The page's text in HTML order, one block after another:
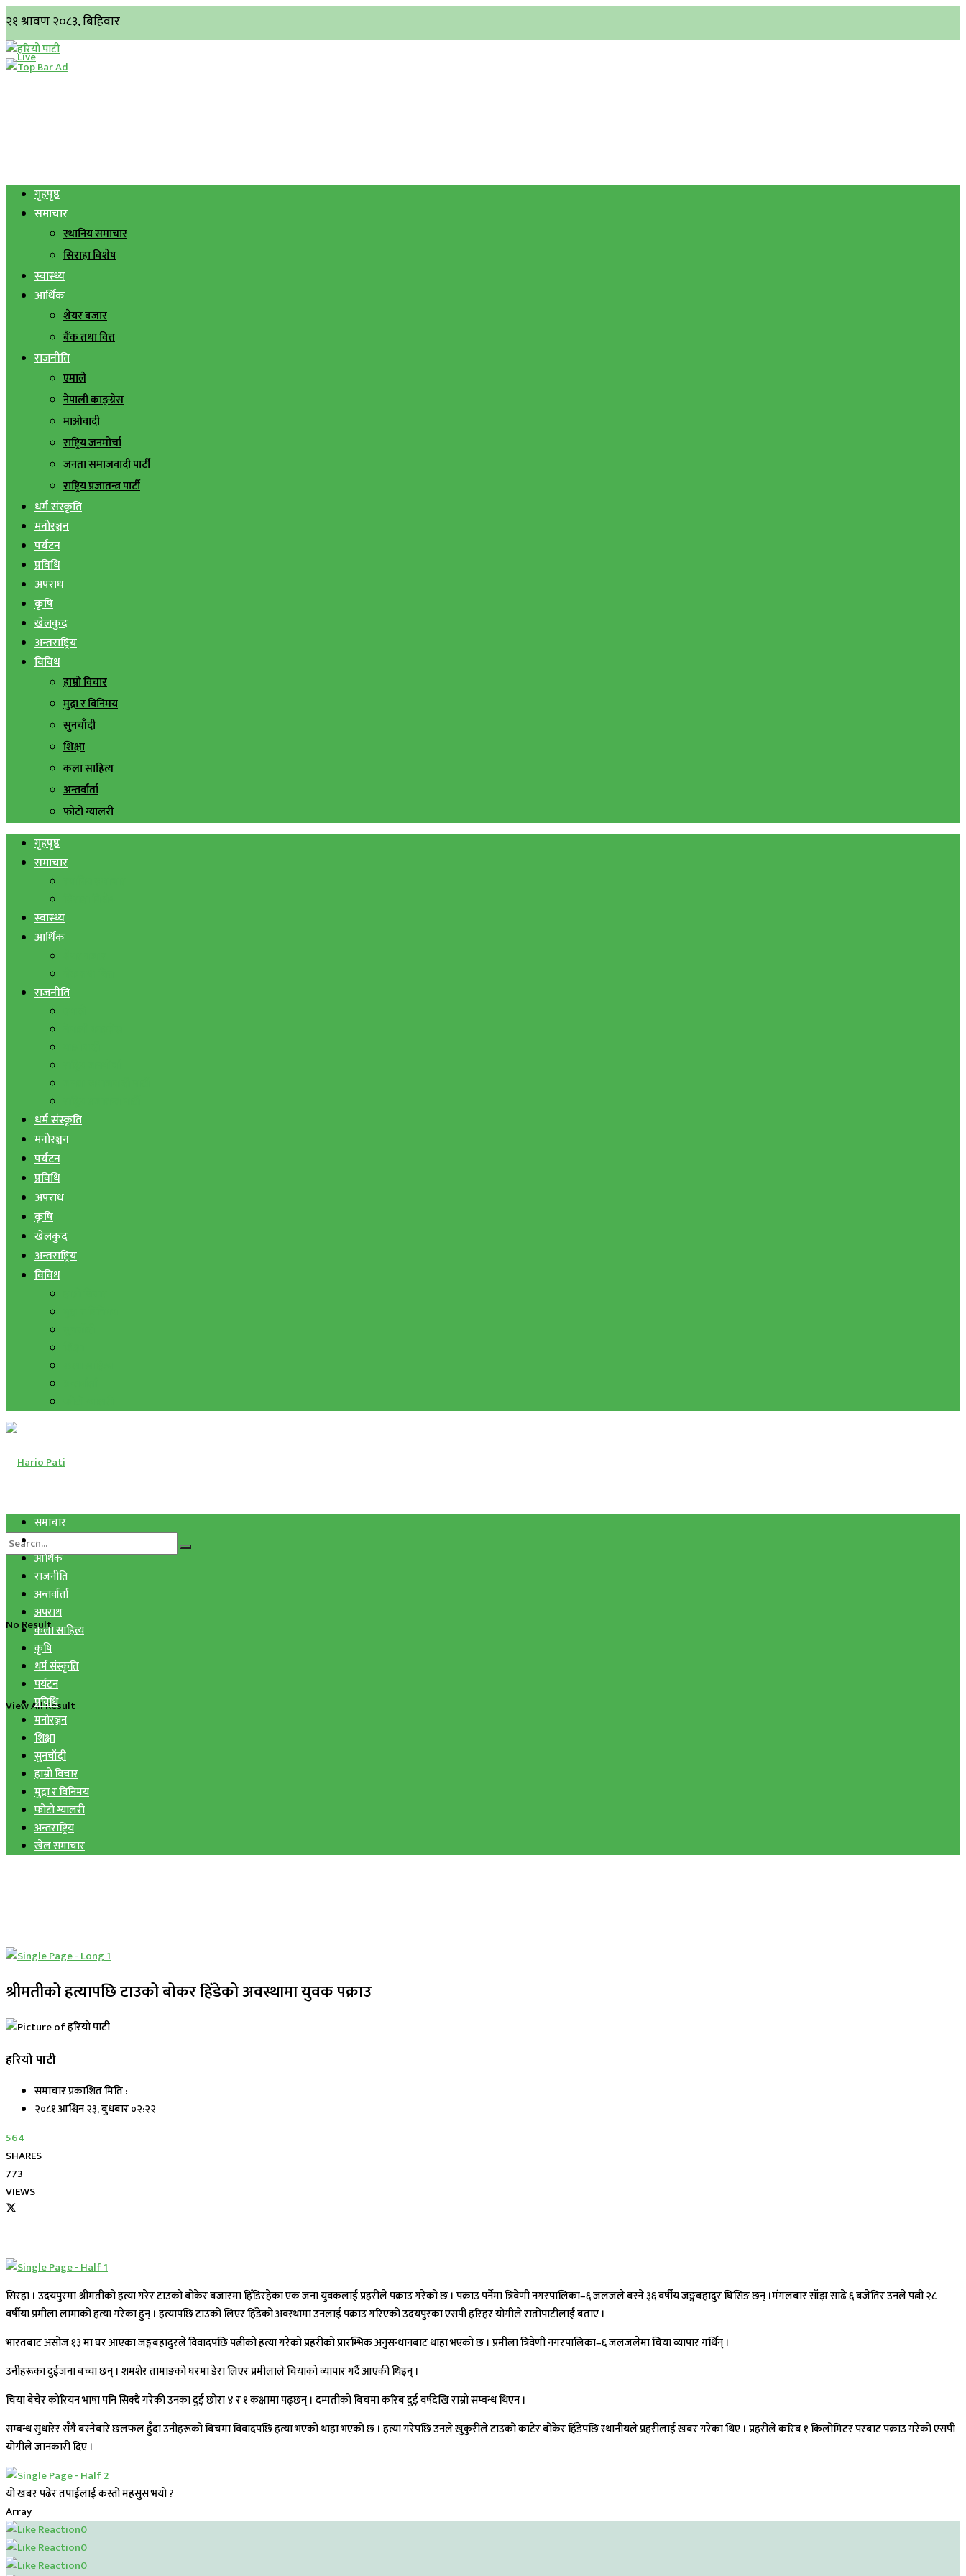
गृहपृष्ठ
समाचार
स्थानिय समाचार
सिराहा बिशेष
स्वास्थ्य
आर्थिक
शेयर बजार
बैंक तथा वित्त
राजनीति
एमाले
नेपाली काङ्ग्रेस
माओवादी
राष्ट्रिय जनमोर्चा
जनता समाजवादी पार्टी
राष्ट्रिय प्रजातन्त्र पार्टी
धर्म संस्कृति
मनोरञ्जन
पर्यटन
प्रविधि
अपराध
कृषि
खेलकुद
अन्तराष्ट्रिय
विविध
हाम्रो विचार
मुद्रा र विनिमय
सुनचाँदी
शिक्षा
कला साहित्य
अन्तर्वार्ता
फोटो ग्यालरी
गृहपृष्ठ
समाचार
स्वास्थ्य
आर्थिक
राजनीति
धर्म संस्कृति
मनोरञ्जन
पर्यटन
प्रविधि
अपराध
कृषि
खेलकुद
अन्तराष्ट्रिय
विविध
No Result
View All Result
समाचार
स्वास्थ्य
आर्थिक
राजनीति
अन्तर्वार्ता
अपराध
कला साहित्य
कृषि
धर्म संस्कृति
पर्यटन
प्रविधि
मनोरञ्जन
शिक्षा
सुनचाँदी
हाम्रो विचार
मुद्रा र विनिमय
फोटो ग्यालरी
अन्तराष्ट्रिय
खेल समाचार
श्रीमतीको हत्यापछि टाउको बोकर हिँडेको अवस्थामा युवक पक्राउ
हरियो पाटी
समाचार प्रकाशित मिति :
२०८१ आश्विन २३, बुधबार ०२:२२
564
SHARES
773
VIEWS
सिरहा । उदयपुरमा श्रीमतीको हत्या गरेर टाउको बोकेर बजारमा हिँडिरहेका एक जना युवकलाई प्रहरीले पक्राउ गरेको छ । पक्राउ पर्नेमा त्रिवेणी नगरपालिका–६ जलजले बस्ने ३६ वर्षीय जङ्गबहादुर घिसिङ छन् ।मंगलबार साँझ साढे ६ बजेतिर उनले पत्नी २८
वर्षीया प्रमीला लामाको हत्या गरेका हुन् । हत्यापछि टाउको लिएर हिँडेको अवस्थामा उनलाई पक्राउ गरिएको उदयपुरका एसपी हरिहर योगीले रातोपाटीलाई बताए ।
भारतबाट असोज १३ मा घर आएका जङ्गबहादुरले विवादपछि पत्नीको हत्या गरेको प्रहरीको प्रारम्भिक अनुसन्धानबाट थाहा भएको छ । प्रमीला त्रिवेणी नगरपालिका–६ जलजलेमा चिया व्यापार गर्थिन् ।
उनीहरूका दुईजना बच्चा छन् । शमशेर तामाङको घरमा डेरा लिएर प्रमीलाले चियाको व्यापार गर्दै आएकी थिइन् ।
चिया बेचेर कोरियन भाषा पनि सिक्दै गरेकी उनका दुई छोरा ४ र १ कक्षामा पढ्छन् । दम्पतीको बिचमा करिब दुई वर्षदेखराम्रो सम्बन्ध थिएन ।
सम्बन्ध सुधारेर सँगै बस्नेबारे छलफल हुँदा उनीहरूको बिचमा विवादपछि हत्या भएको थाहा भएको छ । हत्या गरेपछि उनले खुकुरीले टाउको काटेर बोकेर हिँडेपछि स्थानीयले प्रहरीलाई खबर गरेका थिए । प्रहरीले करिब १ किलोमिटर परबाट पक्राउ गरेको एसपी
योगीले जानकारी दिए ।
यो खबर पढेर तपाईलाई कस्तो महसुस भयो ?
Array
0
0
0